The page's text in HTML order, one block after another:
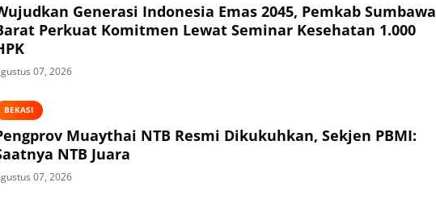
Generasi Indonesia Emas 2045, Pemkab Sumbawa
Perkuat Komitmen Lewat Seminar Kesehatan 1.000
07, 2026
BEKASI
Muaythai NTB Resmi Dikukuhkan, Sekjen PBMI:
NTB Juara
07, 2026